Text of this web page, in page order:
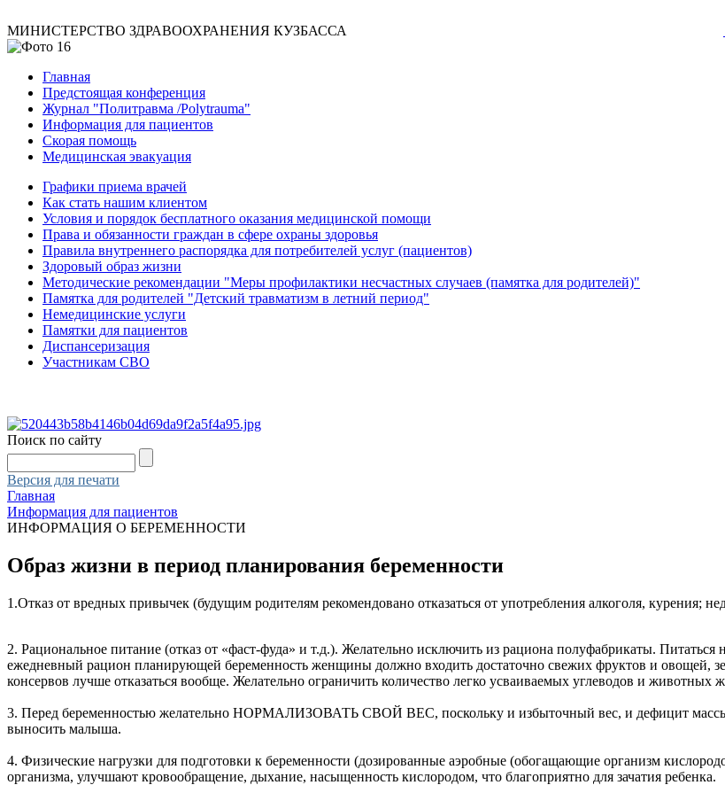
МИНИСТЕРСТВО ЗДРАВООХРАНЕНИЯ КУЗБАССА
Главная
Предстоящая конференция
Журнал "Политравма /Polytrauma"
Информация для пациентов
Скорая помощь
Медицинская эвакуация
Графики приема врачей
Как стать нашим клиентом
Условия и порядок бесплатного оказания медицинской помощи
Права и обязанности граждан в сфере охраны здоровья
Правила внутреннего распорядка для потребителей услуг (пациентов)
Здоровый образ жизни
Методические рекомендации "Меры профилактики несчастных случаев (памятка для родителей)"
Памятка для родителей "Детский травматизм в летний период"
Немедицинские услуги
Памятки для пациентов
Диспансеризация
Участникам СВО
Поиск по сайту
Версия для печати
Главная
Информация для пациентов
ИНФОРМАЦИЯ О БЕРЕМЕННОСТИ
Образ жизни в период планирования беременности
1.Отказ от вредных привычек (будущим родителям рекомендовано отказаться от употребления алкоголя, курения;
2. Рациональное питание (отказ от «фаст-фуда» и т.д.). Желательно исключить из рациона полуфабрикаты.
ежедневный рацион планирующей беременность женщины должно входить достаточно свежих фруктов и овощей,
консервов лучше отказаться вообще. Желательно ограничить количество легко усваиваемых углеводов и животных
3. Перед беременностью желательно НОРМАЛИЗОВАТЬ СВОЙ ВЕС, поскольку и избыточный вес, и дефицит массы
выносить малыша.
4. Физические нагрузки для подготовки к беременности (дозированные аэробные (обогащающие организм
организма, улучшают кровообращение, дыхание, насыщенность кислородом, что благоприятно для зачатия ребенка.